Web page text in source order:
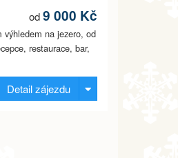
od9 000 Kč
výhledem na jezero, od
restaurace, bar,
Detail zájezdu